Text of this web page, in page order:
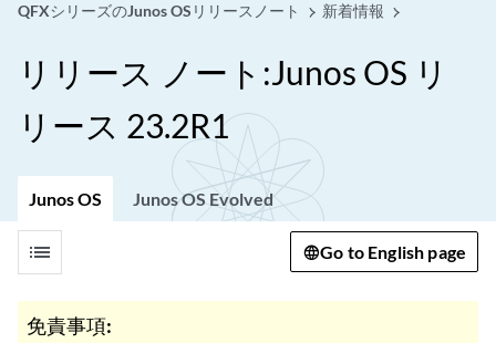
QFXシリーズのJunos OSリリースノート
新着情報
リリース ノート:Junos OS リ
リース 23.2R1
Junos OS Junos OS Evolved
list Go to English page
免責事項: